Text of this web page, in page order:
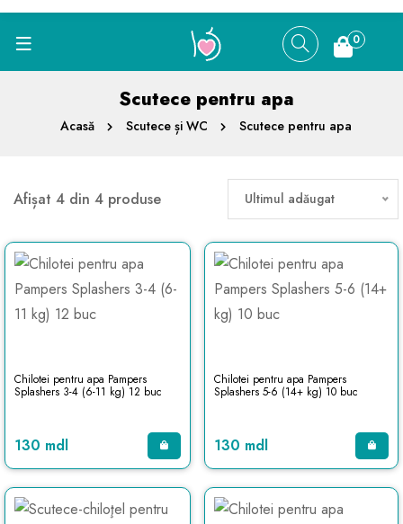
0
Scutece pentru apa
Acasă Scutece și WC Scutece pentru apa
Afișat 4 din 4 produse Ultimul adăugat
Chilotei pentru apa Pampers
Splashers 3-4 (6-11 kg) 12 buc
130 mdl
Chilotei pentru apa Pampers
Splashers 5-6 (14+ kg) 10 buc
130 mdl